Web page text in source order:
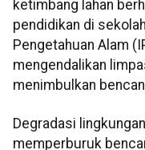
ketimbang lahan
pendidikan di
Pengetahuan Alam
mengendalikan
menimbulkan
Degradasi
memperburuk